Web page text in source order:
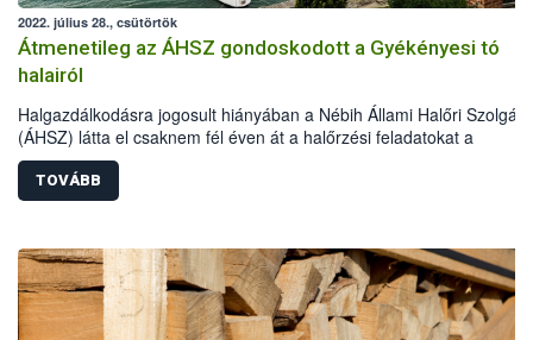
2022. július 28., csütörtök
Átmenetileg az ÁHSZ gondoskodott a Gyékényesi tó
halairól
Halgazdálkodásra jogosult hiányában a Nébih Állami Halőri
(ÁHSZ) látta el csaknem fél éven át a halőrzési feladatokat a
Gyékényesi horgásztavon. Ezalatt a halőrök 120 kg haltetemet
szállíttattak el ártalmatlanításra, 8 esetben indítottak eljárást az
horgászati tilalom megszegése miatt, valamint több tucat illegális
TOVÁBB